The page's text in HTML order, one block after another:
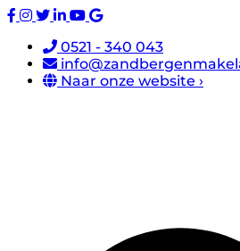
0521 - 340 043
Naar onze website ›